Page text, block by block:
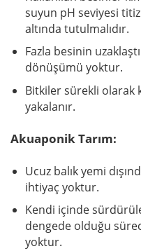
suyun pH seviyesi
altında tutulmalıdır.
Fazla besinin
dönüşümü yoktur.
Bitkiler sürekli olarak
yakalanır.
Akuaponik Tarım:
Ucuz balık yemi
ihtiyaç yoktur.
Kendi içinde
dengede olduğu
yoktur.